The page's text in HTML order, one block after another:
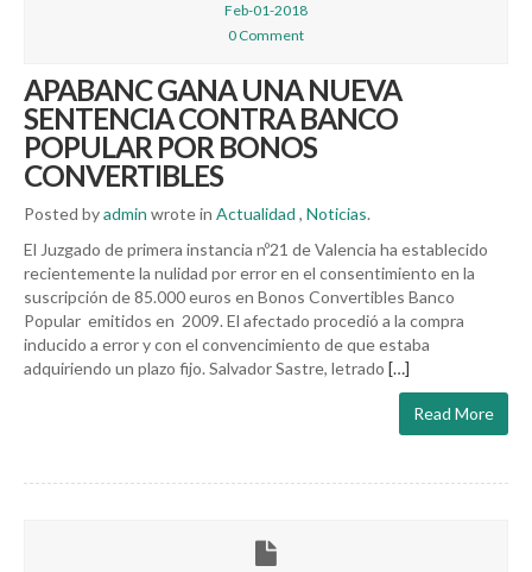
Feb-01-2018
0 Comment
APABANC GANA UNA NUEVA
SENTENCIA CONTRA BANCO
POPULAR POR BONOS
CONVERTIBLES
Posted byadmin wrote in Actualidad , Noticias.
El Juzgado de primera instancia nº21 de Valencia ha establecido
recientemente la nulidad por error en el consentimiento en la
suscripción de 85.000 euros en Bonos Convertibles Banco
Popular emitidos en 2009. El afectado procedió a la compra
inducido a error y con el convencimiento de que estaba
adquiriendo un plazo fijo. Salvador Sastre, letrado […]
Read More